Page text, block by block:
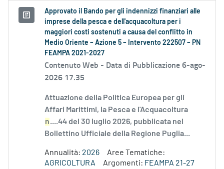
Approvato il Bando per gli indennizzi finanziari alle
imprese della pesca e dell'acquacoltura per i
maggiori costi sostenuti a causa del conflitto in
Medio Oriente – Azione 5 – Intervento 222507 – PN
FEAMPA 2021-2027
Contenuto Web - Data di Pubblicazione 6-ago-
2026 17.35
Attuazione della Politica Europea per gli
Affari Marittimi, la Pesca e l'Acquacoltura
n....44 del 30 luglio 2026, pubblicata nel
Bollettino Ufficiale della Regione Puglia...
Annualità: 2026
Aree Tematiche:
AGRICOLTURA
Argomenti: FEAMPA 21-27